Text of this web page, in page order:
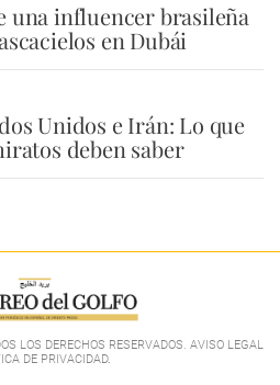
una influencer brasileña
en Dubái
Unidos e Irán: Lo que
deben saber
LOS DERECHOS RESERVADOS. AVISO LEGAL
DE PRIVACIDAD.